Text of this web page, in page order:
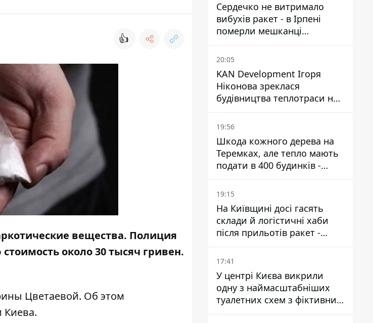
👍
вещества. Полиция
около 30 тысяч гривен.
Цветаевой. Об этом
Киева.
Сердечко не витримало
вибухів ракет - в Ірпені
померли мешканці
притулку для собак з
інвалідністю
20:05
KAN Development Ігоря
Ніконова зреклася
будівництва теплотраси на
Теремках
19:56
Шкода кожного дерева на
Теремках, але тепло мають
подати в 400 будинків -
депутатка Київради
19:15
На Київщині досі гасять
склади й логістичні хаби
після прильотів ракет -
ДСНС
17:41
У центрі Києва викрили
одну з наймасштабніших
туалетних схем з фіктивним
будинком